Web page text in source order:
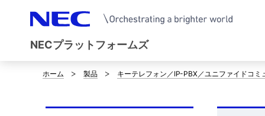
NECプラットフォームズ
サ
イ
ホーム 製品 キーテレフォン／IP-PBX／ユニファイドコミ